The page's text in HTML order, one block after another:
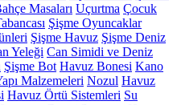
Masaları Uçurtma Çocuk
Şişme Oyuncaklar
Şişme Havuz Şişme Deniz
Yeleği Can Simidi ve Deniz
Şişme Bot Havuz Bonesi Kano
Malzemeleri Nozul Havuz
Havuz Örtü Sistemleri Su